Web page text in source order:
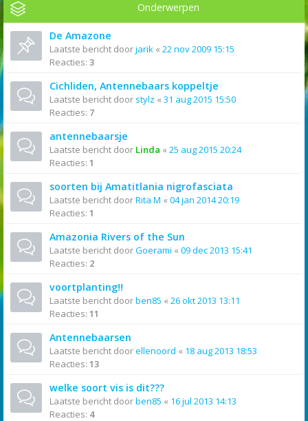
Onderwerpen
De Amazone
Laatste bericht doorjarik « 22 nov 2009 15:15
Reacties: 3
Cichliden, Antennebaars koppeltje
Laatste bericht door stylz « 31 aug 2015 15:50
Reacties: 7
antennebaarsje
Laatste bericht door Linda « 25 aug 2015 20:24
Reacties: 1
soorten bij Amatitlania nigrofasciata
Laatste bericht doorRita M « 04 jan 2014 20:19
Reacties: 1
Amazonia Rivers of the Sun
Laatste bericht doorGoerami « 09 dec 2013 15:41
Reacties: 2
voortplanting!!
Laatste bericht doorben85 « 26 okt 2013 13:11
Reacties: 11
Antennebaarsen
Laatste bericht doorellenoord « 18 aug 2013 18:53
Reacties: 13
welke soort vis is dit???
Laatste bericht doorben85 « 16 jul 2013 14:13
Reacties: 4